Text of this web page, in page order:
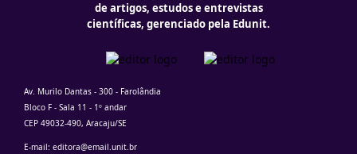
de artigos, estudos e entrevistas
científicas, gerenciado pela Edunit.
Av. Murilo Dantas - 300 - Farolândia
Bloco F - Sala 11 - 1º andar
CEP 49032-490, Aracaju/SE
E-mail: editora@email.unit.br